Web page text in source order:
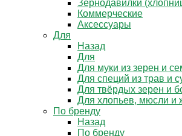
Зернодавилки
Коммерческие
Аксессуары
Для
Назад
Для
Для муки из зерен и
Для специй из трав и
Для твёрдых зерен и
Для хлопьев, мюсли и
По бренду
Назад
По бренду